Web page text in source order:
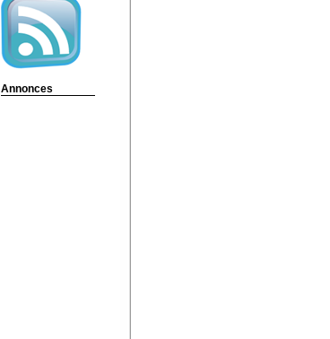
Annonces